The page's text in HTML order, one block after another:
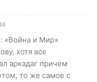
«Война и Мир»
хотя все
аркадаг причем
то же самое с